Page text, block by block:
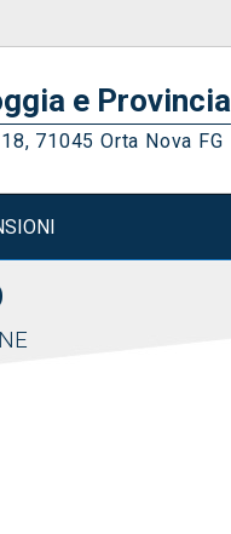
e Provincia
71045 Orta Nova FG